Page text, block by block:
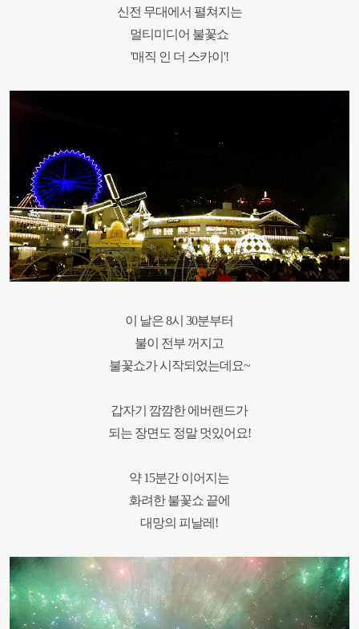
신전 무대에서 펼쳐지는
멀티미디어 불꽃쇼
'매직 인 더 스카이'!
이 날은 8시 30분부터
불이 전부 꺼지고
불꽃쇼가 시작되었는데요~
갑자기 깜깜한 에버랜드가
되는 장면도 정말 멋있어요!
약 15분간 이어지는
화려한 불꽃쇼 끝에
대망의 피날레!